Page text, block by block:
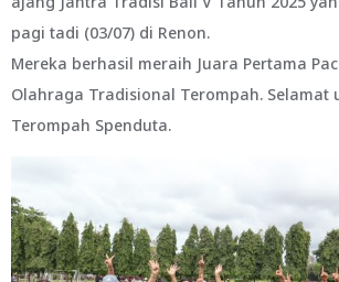
pagi tadi (03/07) di Renon.
Mereka berhasil meraih Juara Pertama
Olahraga Tradisional Terompah. Selamat
Terompah Spenduta.